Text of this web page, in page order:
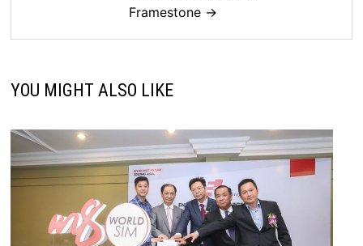
Framestone →
YOU MIGHT ALSO LIKE